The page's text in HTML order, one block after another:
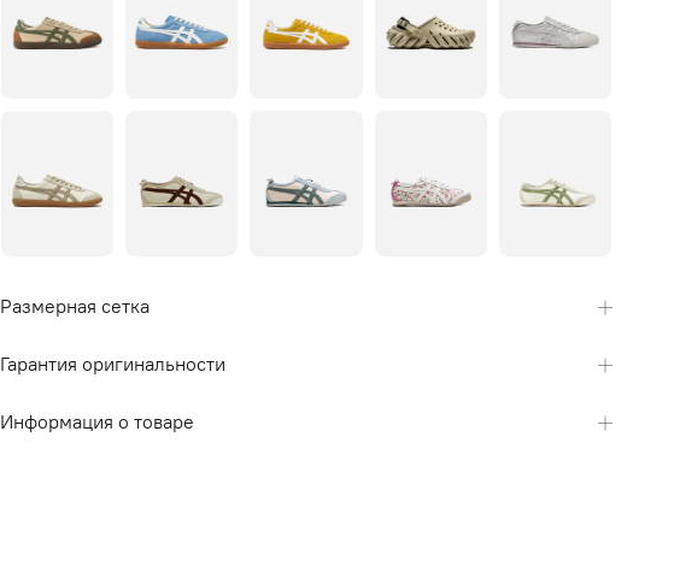
Размерная сетка
Гарантия оригинальности
Информация о товаре